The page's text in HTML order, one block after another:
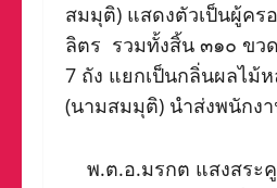
สมมุติ) แสดงตัวเป็นผู้ค
ลิตร รวมทั้งสิ้น ๓๑๐ ขว
7 ถัง แยกเป็นกลิ่นผลไม้
(นามสมมุติ) นำส่งพนักง
พ.ต.อ.มรกต แสงสระ